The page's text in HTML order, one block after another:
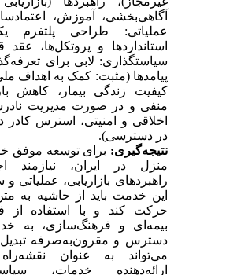
آگاهی‌بخشی، آموزش،
عملیاتی: طراحی پلتفرم
استانداردها و پروتکل‌ها، عقد
سیاستگذاری: لابی برای
پیامدها (مثبت: کمک به اهداف
کیفیت زندگی بیمار، کاهش بار
منفی و در صورت مدیریت
اخلاقی و امنیتی، استرس کادر
در دسترسی).
نتیجه‌گیری:برای توسعه موفق
منزل در ایران، نیازمند
راهبردهای بازاریابی، عملیاتی
این خدمت باید از حاشیه به
حرکت کند و با استفاده از
بیمه‌ای و فرهنگ‌سازی، به
دسترس و مقرون‌به‌صرفه تبدیل
می‌تواند به عنوان نقشه‌راه
ارائه‌دهنده خدمات،